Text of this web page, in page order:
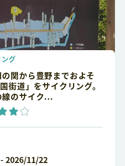
グ
関から豊野までおよそ
街道」をサイクリング。
のサイク...
2026/11/22